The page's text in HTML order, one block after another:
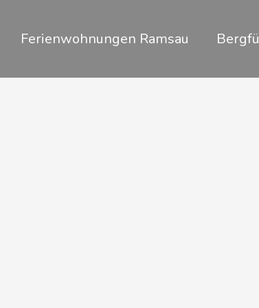
springenFerienwohnungen Ramsau